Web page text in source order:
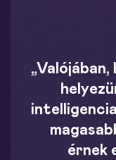
érnek